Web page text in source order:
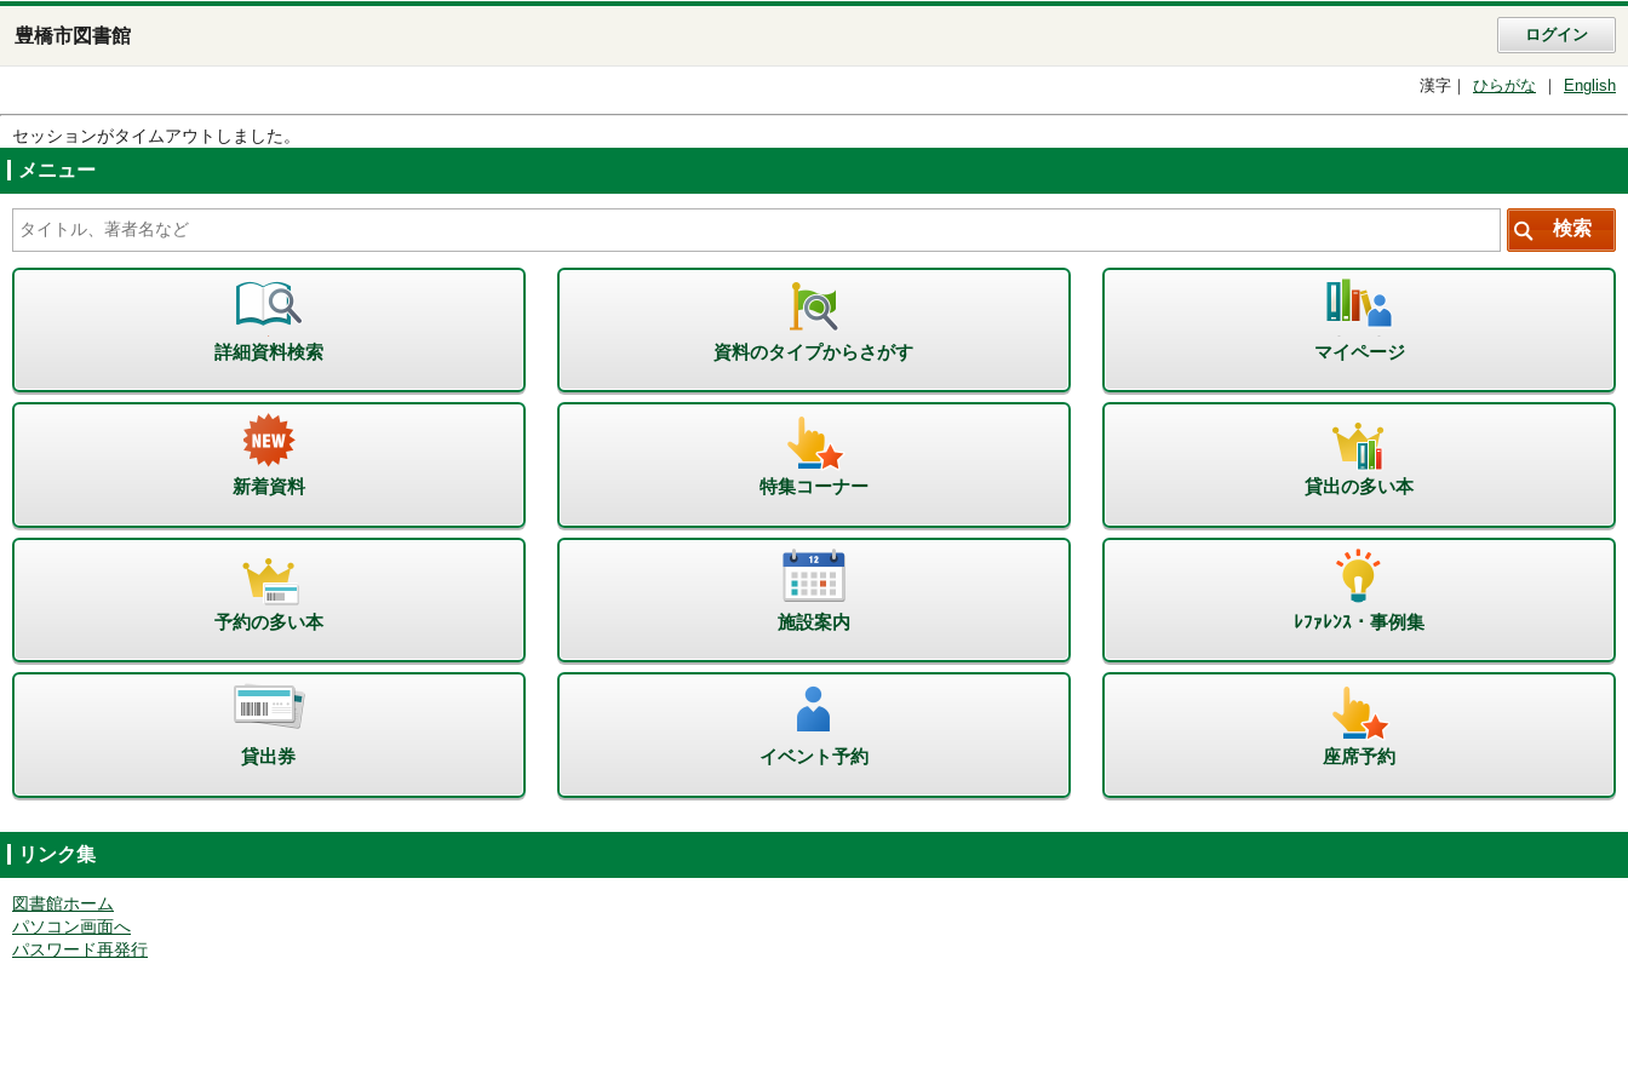
豊橋市図書館 ログイン
漢字 ひらがな English
セッションがタイムアウトしました。
メニュー
詳細資料検索 資料のタイプからさがす マイページ
新着資料 特集コーナー 貸出の多い本
予約の多い本 施設案内 ﾚﾌｧﾚﾝｽ・事例集
貸出券 イベント予約 座席予約
リンク集
図書館ホーム
パソコン画面へ
パスワード再発行